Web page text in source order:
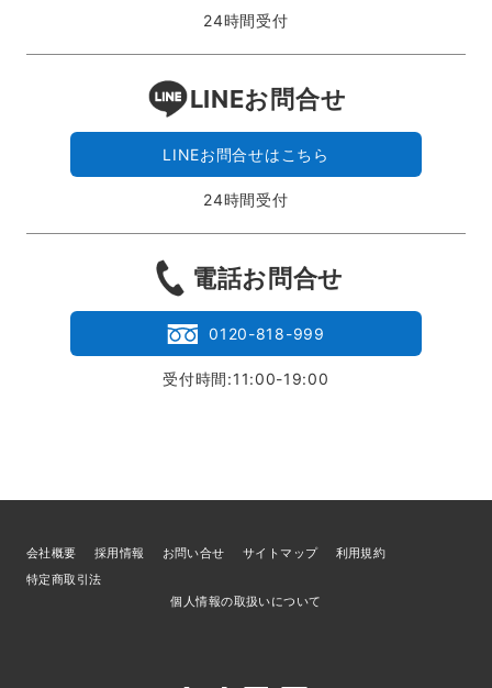
24時間受付
LINEお問合せ
LINEお問合せはこちら
24時間受付
電話お問合せ
0120-818-999
受付時間:11:00-19:00
会社概要 採用情報 お問い合せ サイトマップ
利用規約
特定商取引法
個人情報の取扱いについて